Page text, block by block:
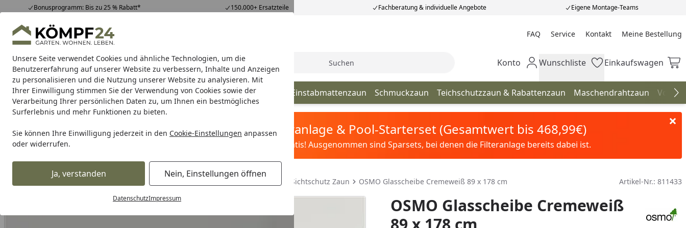
Unsere Seite verwendet Cookies und ähnliche Technologien, um die
Benutzererfahrung auf unserer Website zu verbessern, Inhalte und Anzeigen
zu personalisieren und die Nutzung unserer Website zu analysieren. Mit
Ihrer Einwilligung stimmen Sie der Verwendung von Cookies sowie der
Verarbeitung Ihrer persönlichen Daten zu, um Ihnen ein bestmögliches
Surferlebnis und mehr Funktionen zu bieten.
Sie können Ihre Einwilligung jederzeit in den Cookie-Einstellungen anpassen
oder widerrufen.
Ja, verstanden Nein, Einstellungen öffnen
DatenschutzImpressum
Bonusprogramm: Bis zu 25 % Rabatt* 150.000+ Ersatzteile Fachberatung & individuelle Angebote Eigene Montage-Teams
Hotline07051 / 9 22 22
Mo-Fr. 8-16 Uhr 25.957 Bewertungen FAQ Service Kontakt Meine Bestellung
Meine Bestellung
Alle Produkte
Alle ProdukteHighlights Tipps & Tricks Suche Mein Konto
Konto Wunschliste
Wunschliste Einkaufswagen
Einkaufswagen
Zaun Sichtschutzzaun Zaun Komplett-Sets Doppelstabmatten Einstabmattenzaun Schmuckzaun Teichschutzzaun & Rabattenzaun Maschendrahtzaun
Karibu Pools inkl. gratis Sandfilteranlage & Pool-Starterset (Gesamtwert bis 468,99€)
Dein Traumpool im Sorglos-Paket: Filter&Pflege gratis! Ausgenommen sind Sparsets, bei denen die Filteranlage bereits dabei ist.
Sichtschutzzaun Glas Sichtschutz Zäune OSMO Glasscheiben Glas Sichtschutz Zaun OSMO Glasscheibe Cremeweiß 89 x 178 cm Artikel-Nr.: 811433
OSMO Glasscheibe Cremeweiß